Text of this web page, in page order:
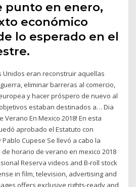
punto en enero,
económico
lo esperado en el
Unidos eran reconstruir aquellas
eliminar barreras al comercio,
y hacer próspero de nuevo al
estaban destinados a… Dia
Verano En Mexico 2018! En esta
aprobado el Estatuto con
Cupese Se llevó a cabo la
horario de verano en mexico 2018
Reserva videos and B-roll stock
in film, television, advertising and
offers exclusive rights-ready and